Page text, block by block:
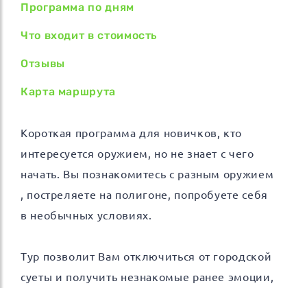
Программа по дням
Что входит в стоимость
Отзывы
Карта маршрута
Короткая программа для новичков, кто
интересуется оружием, но не знает с чего
начать. Вы познакомитесь с разным оружием
, постреляете на полигоне, попробуете себя
в необычных условиях.
Тур позволит Вам отключиться от городской
суеты и получить незнакомые ранее эмоции,